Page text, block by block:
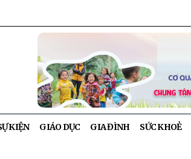
KIỆN GIÁO DỤC GIA ĐÌNH SỨC KHOẺ